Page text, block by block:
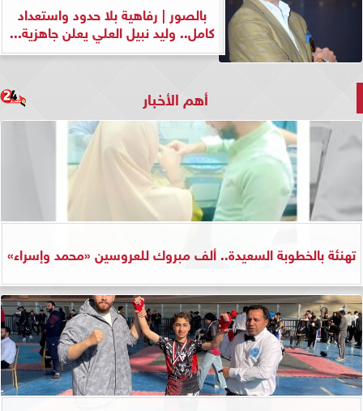
بالصور | رفاهية بلا حدود واستعداد
كامل.. وليد نبيل العلي يعلن جاهزية...
أهم الأخبار
تهنئة بالخطوبة السعيدة.. ألف مبروك للعروسين «محمد وإسراء»